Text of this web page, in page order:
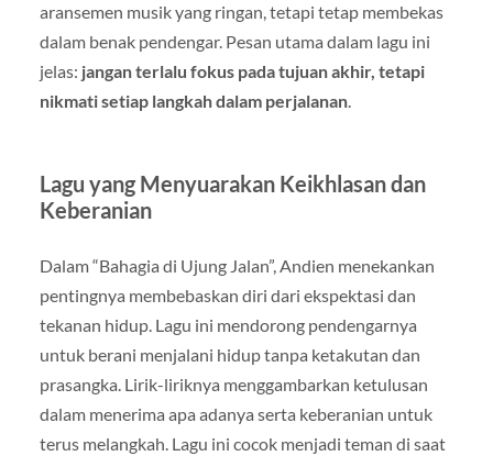
aransemen musik yang ringan, tetapi tetap membekas
dalam benak pendengar. Pesan utama dalam lagu ini
jelas: jangan terlalu fokus pada tujuan akhir, tetapi
nikmati setiap langkah dalam perjalanan.
Lagu yang Menyuarakan Keikhlasan dan
Keberanian
Dalam “Bahagia di Ujung Jalan”, Andien menekankan
pentingnya membebaskan diri dari ekspektasi dan
tekanan hidup. Lagu ini mendorong pendengarnya
untuk berani menjalani hidup tanpa ketakutan dan
prasangka. Lirik-liriknya menggambarkan ketulusan
dalam menerima apa adanya serta keberanian untuk
terus melangkah. Lagu ini cocok menjadi teman di saat